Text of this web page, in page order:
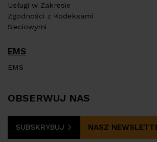
Usługi w Zakresie
Zgodności z Kodeksami
Sieciowymi
EMS
EMS
OBSERWUJ NAS
SUBSKRYBUJ NASZ